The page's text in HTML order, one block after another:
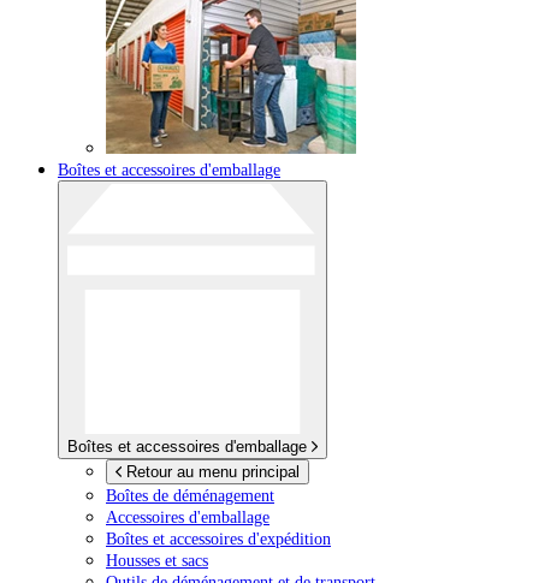
Boîtes et accessoires d'emballage
Boîtes et accessoires d'emballage
Retour au menu principal
Boîtes de déménagement
Accessoires d'emballage
Boîtes et accessoires d'expédition
Housses et sacs